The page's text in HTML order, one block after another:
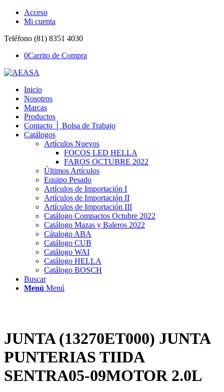
Acceso
Mi cuenta
Teléfono (81) 8351 4030
0Carrito de Compra
Inicio
Nosotros
Marcas
Productos
Contacto │ Bolsa de Trabajo
Catálogos
Artículos Nuevos
FOCOS LED HELLA
FAROS OCTUBRE 2022
Últimos Artículos
Equipo Pesado
Artículos de Importación I
Artículos de Importación II
Artículos de Importación III
Catálogo Compactos Octubre 2022
Catálogo Mazas y Baleros 2022
Cátalogo ABA
Catálogo CUB
Catálogo WAI
Catálogo HELLA
Catálogo BOSCH
Buscar
Menú Menú
JUNTA (13270ET000) JUNTA
PUNTERIAS TIIDA
SENTRA05-09MOTOR 2.0L